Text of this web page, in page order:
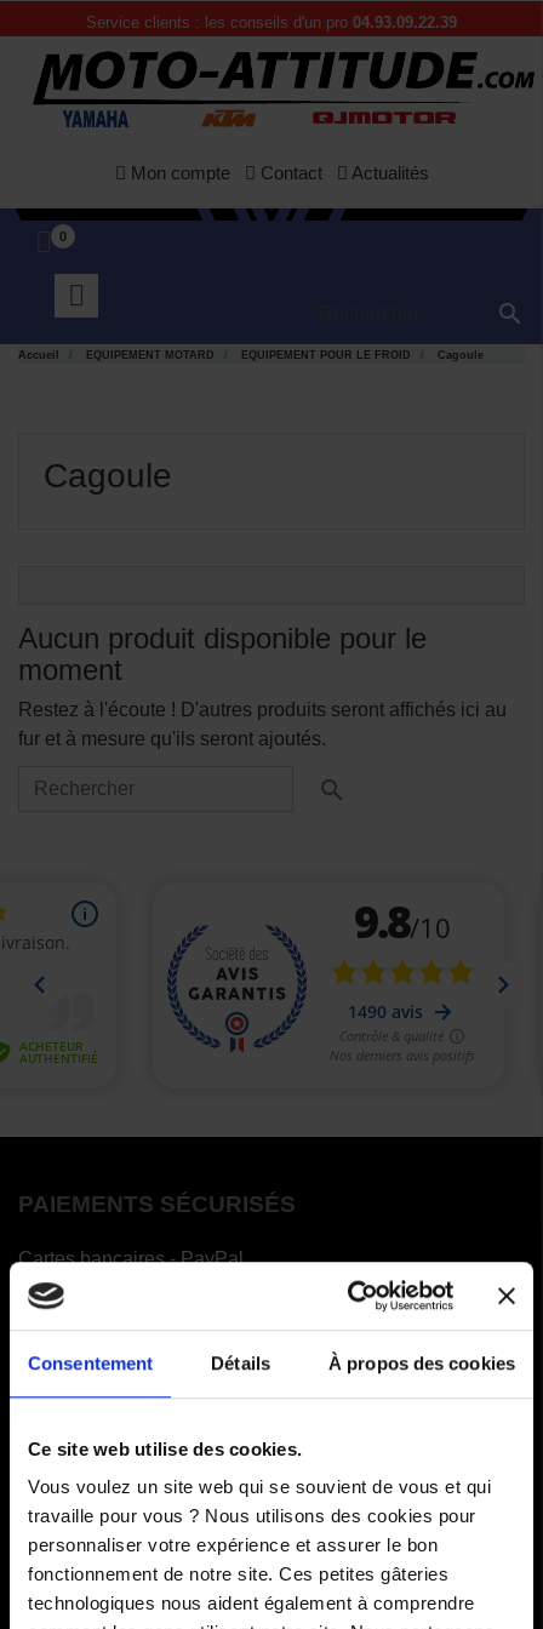
Consentement Détails À propos des cookies
Ce site web utilise des cookies.
Vous voulez un site web qui se souvient de vous et qui
travaille pour vous ? Nous utilisons des cookies pour
personnaliser votre expérience et assurer le bon
fonctionnement de notre site. Ces petites gâteries
technologiques nous aident également à comprendre
Service clients : les conseils d'un pro 04.93.09.22.39
Mon compte Contact Actualités
0

Accueil EQUIPEMENT MOTARD EQUIPEMENT POUR LE FROID Cagoule
Cagoule
Aucun produit disponible pour le
moment
Restez à l'écoute ! D'autres produits seront affichés ici au
fur et à mesure qu'ils seront ajoutés.

PAIEMENTS SÉCURISÉS
Cartes bancaires - PayPal
Paiement en 3 ou 4 fois
COMMANDES
Livraisons
Comment renvoyer des articles